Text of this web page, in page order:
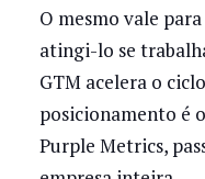
O mesmo vale
atingi-lo se
GTM acelera o
posicionamento é
Purple Metrics,